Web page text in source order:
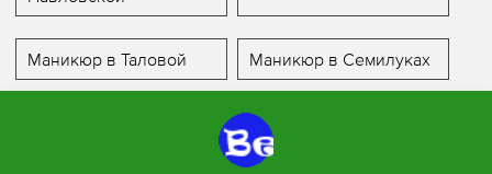
Маникюр в Таловой Маникюр в Семилуках